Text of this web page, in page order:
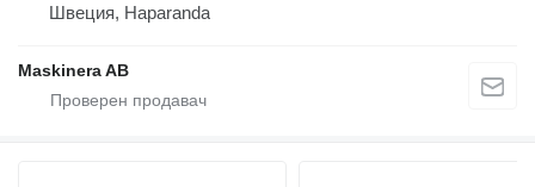
Швеция, Haparanda
Maskinera AB